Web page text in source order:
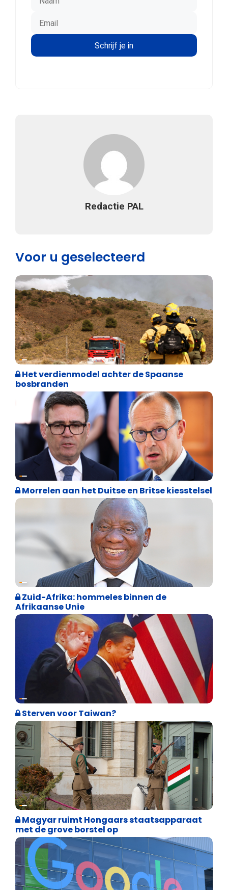
Redactie PAL
Voor u geselecteerd
Internationale politiek
Het verdienmodel achter de Spaanse
bosbranden
Internationale politiek
Morrelen aan het Duitse en Britse kiesstelsel
Weekblad 't Pallieterke
Zuid-Afrika: hommeles binnen de
Afrikaanse Unie
Weekblad 't Pallieterke
Sterven voor Taiwan?
Internationale politiek
Magyar ruimt Hongaars staatsapparaat
met de grove borstel op